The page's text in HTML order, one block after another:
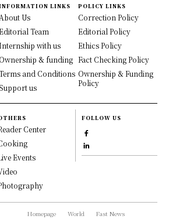
LINKS
About Us
Team
with us
& funding
and Conditions
us
POLICY LINKS
Correction Policy
Editorial Policy
Ethics Policy
Fact Checking Policy
Ownership & Funding
Policy
Center
Events
FOLLOW US
Homepage World Fast News